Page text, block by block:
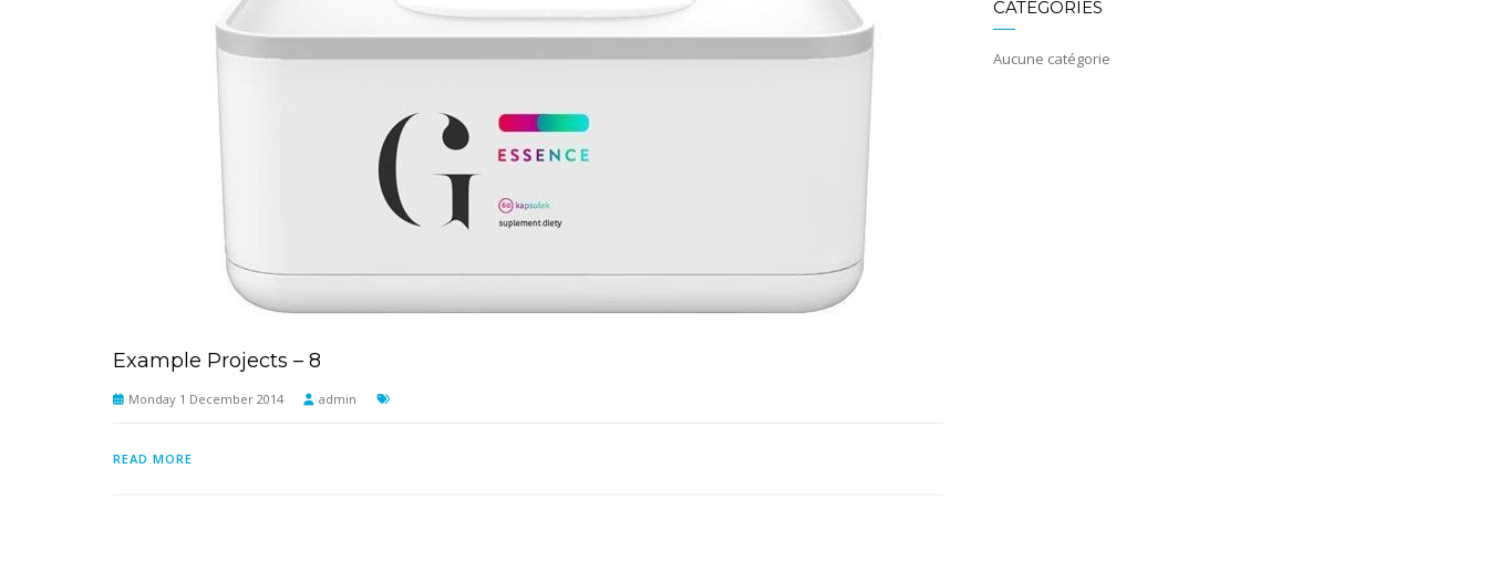
Example Projects – 8
Monday 1 December 2014 admin
READ MORE
CATEGORIES
Aucune catégorie